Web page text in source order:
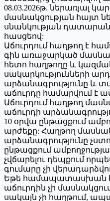
08.03.2026թ. ներառյալ
մասնակցության հայտ
սնանկության
հասցեով:
Աճուրդում հաղթող է
գին առաջարկած
հետո հաղթողը և
սակարկությունների
արձանագրությունը և
աճուրդը համարվում է
Աճուրդում հաղթող
աճուրդի
10 օրվա ընթացքում
արժեքը: Հաղթող
արձանագրությունը
ընթացքում
չվճարելու դեպքում
գումարը չի
Եթե համապատասխան
աճուրդին չի
սակայն չի հաղթում,